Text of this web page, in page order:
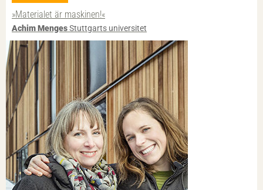
»Materialet är maskinen!«
Achim MengesStuttgarts universitet